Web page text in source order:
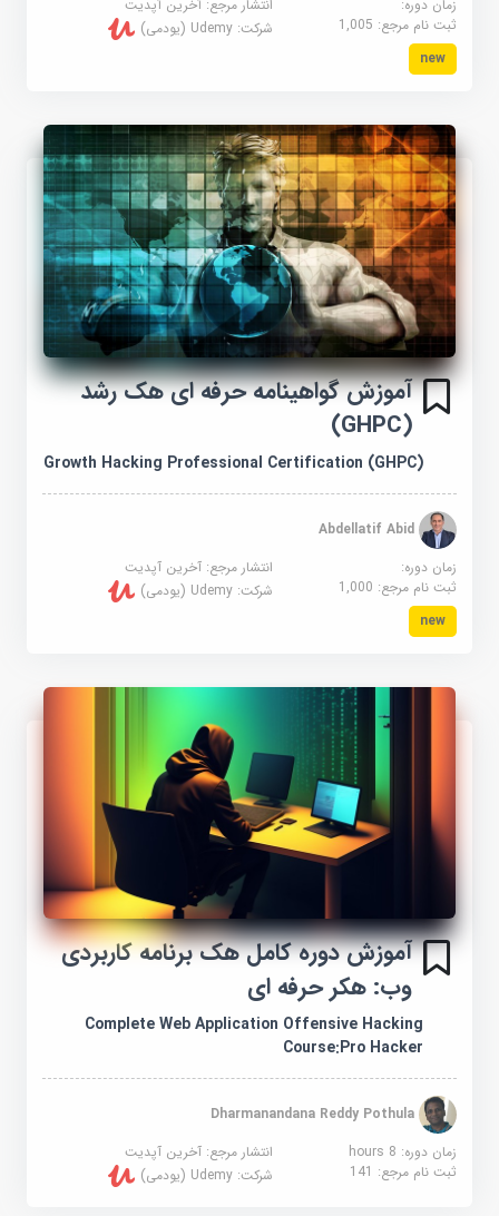
زمان دوره:
انتشار مرجع:آخرین آپدیت
ثبت نام مرجع:1,005 شرکت:Udemy (یودمی)
new
آموزش گواهینامه حرفه ای هک رشد
(GHPC)
Growth Hacking Professional Certification (GHPC)
Abdellatif Abid
زمان دوره:
انتشار مرجع:آخرین آپدیت
ثبت نام مرجع:1,000 شرکت:Udemy (یودمی)
new
آموزش دوره کامل هک برنامه کاربردی
وب: هکر حرفه ای
Complete Web Application Offensive Hacking
Course:Pro Hacker
Dharmanandana Reddy Pothula
زمان دوره: 8 hours
انتشار مرجع:آخرین آپدیت
ثبت نام مرجع:141 شرکت:Udemy (یودمی)